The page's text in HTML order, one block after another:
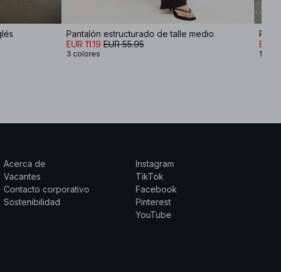
Pantalón estructurado de talle medio
EUR 11.19 EUR 55.95
3 colores
EUR
1
Acerca de
Vacantes
Contacto corporativo
Sostenibilidad
Instagram
TikTok
Facebook
Pinterest
YouTube